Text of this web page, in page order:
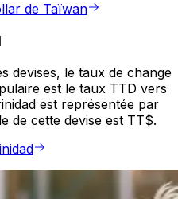
de Taïwan
devises, le taux de change
est le taux TTD vers
est représentée par
de cette devise est TT$.